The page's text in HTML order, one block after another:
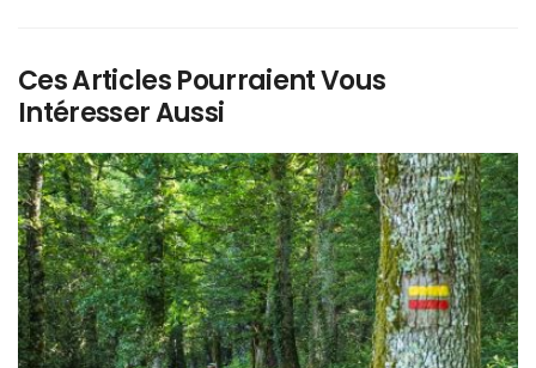
Ces Articles Pourraient Vous
Intéresser Aussi